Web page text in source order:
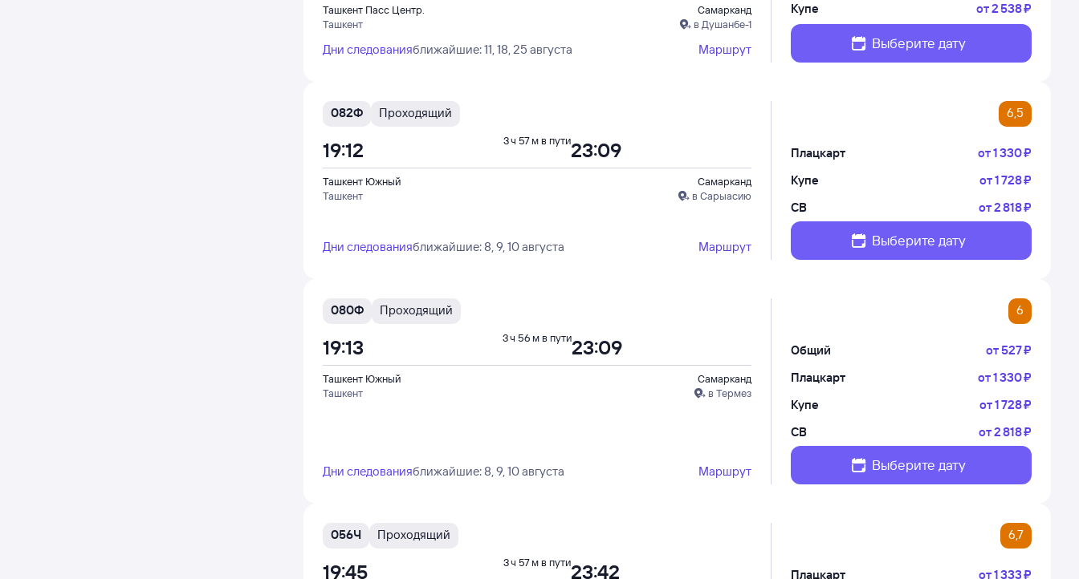
Ташкент Пасс Центр.
Ташкент
Самарканд
в Душанбе-1
Дни следованияближайшие: 11, 18, 25 августа Маршрут
Купе
от2 ⁠538 ⁠₽
Выберите дату
082Ф Проходящий 6,5
Ташкент Южный
Ташкент
Самарканд
в Сарыасию
19:12 23:09
3 ч 57 м в пути
Дни следованияближайшие: 8, 9, 10 августа Маршрут
Плацкарт от1 ⁠330 ⁠₽
Купе
от1 ⁠728 ⁠₽
СВ
от2 ⁠818 ⁠₽
Выберите дату
080Ф Проходящий 6
Ташкент Южный
Ташкент
Самарканд
в Термез
19:13 23:09
3 ч 56 м в пути
Дни следованияближайшие: 8, 9, 10 августа Маршрут
Общий от527 ⁠₽
Плацкарт
от1 ⁠330 ⁠₽
Купе
от1 ⁠728 ⁠₽
СВ
от2 ⁠818 ⁠₽
Выберите дату
056Ч Проходящий 6,7
19:45 23:42
3 ч 57 м в пути
Плацкарт от1 ⁠333 ⁠₽